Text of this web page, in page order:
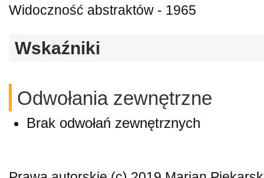
Widoczność abstraktów - 1965
Wskaźniki
Odwołania zewnętrzne
Brak odwołań zewnętrznych